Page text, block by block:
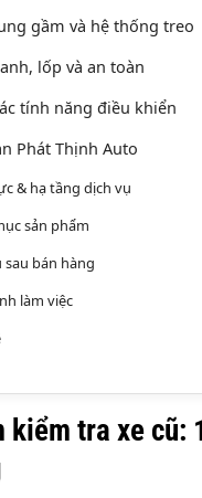
gầm và hệ thống treo
lốp và an toàn
tính năng điều khiển
Phát Thịnh Auto
& hạ tầng dịch vụ
sản phẩm
sau bán hàng
làm việc
kiểm tra xe cũ: